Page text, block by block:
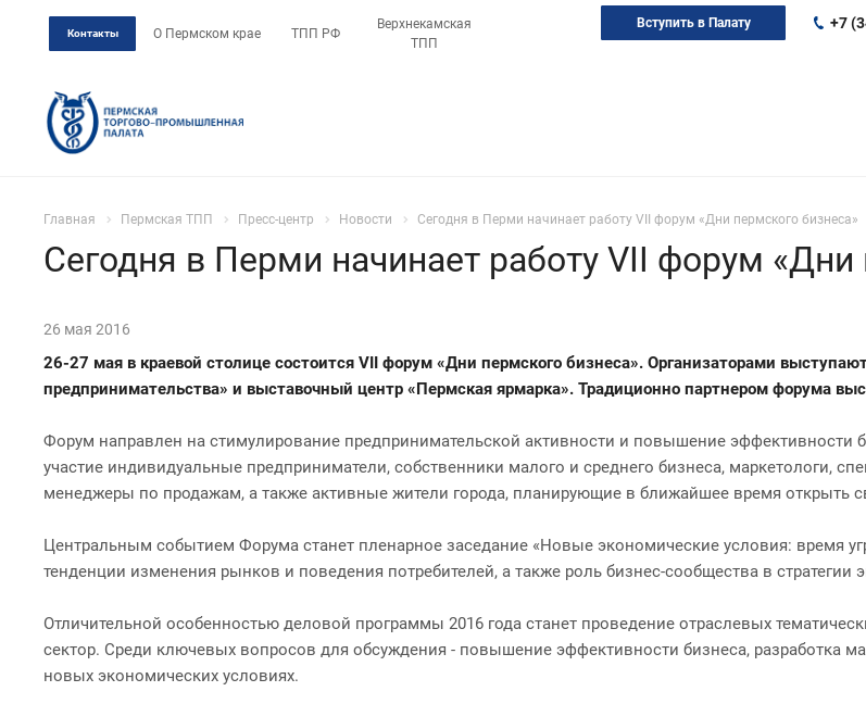
Контакты О Пермском крае ТПП РФ
Верхнекамская
ТПП
+7
Вступить в Палату
Главная Пермская ТПП Пресс-центр Новости Сегодня в Перми начинает работу VII форум «Дни пермского бизнеса»
Сегодня в Перми начинает работу VII форум «Дни
26 мая 2016
26-27 мая в краевой столице состоится VII форум «Дни пермского бизнеса». Организаторами
предпринимательства» и выставочный центр «Пермская ярмарка». Традиционно партнером форума
Форум направлен на стимулирование предпринимательской активности и повышение эффективности
участие индивидуальные предприниматели, собственники малого и среднего бизнеса, маркетологи,
менеджеры по продажам, а также активные жители города, планирующие в ближайшее время открыть
Центральным событием Форума станет пленарное заседание «Новые экономические условия: время
тенденции изменения рынков и поведения потребителей, а также роль бизнес-сообщества в стратегии
Отличительной особенностью деловой программы 2016 года станет проведение отраслевых
сектор. Среди ключевых вопросов для обсуждения - повышение эффективности бизнеса, разработка
новых экономических условиях.